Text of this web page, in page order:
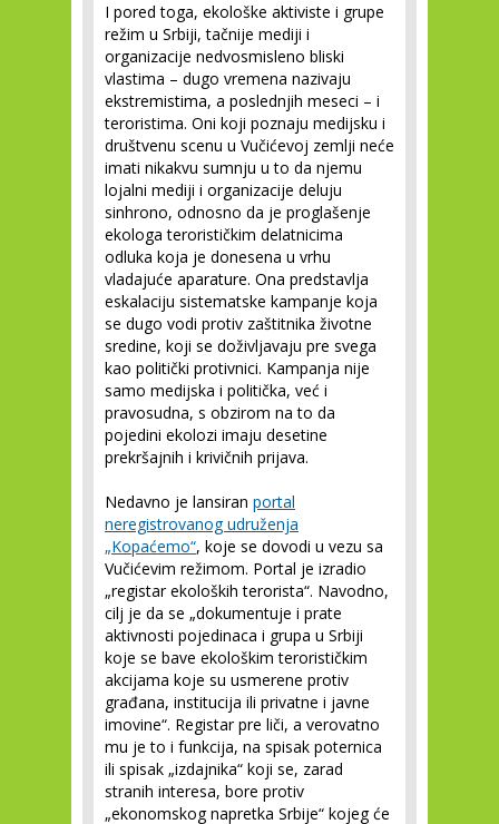
I pored toga, ekološke aktiviste i grupe
režim u Srbiji, tačnije mediji i
organizacije nedvosmisleno bliski
vlastima – dugo vremena nazivaju
ekstremistima, a poslednjih meseci – i
teroristima. Oni koji poznaju medijsku i
društvenu scenu u Vučićevoj zemlji neće
imati nikakvu sumnju u to da njemu
lojalni mediji i organizacije deluju
sinhrono, odnosno da je proglašenje
ekologa terorističkim delatnicima
odluka koja je donesena u vrhu
vladajuće aparature. Ona predstavlja
eskalaciju sistematske kampanje koja
se dugo vodi protiv zaštitnika životne
sredine, koji se doživljavaju pre svega
kao politički protivnici. Kampanja nije
samo medijska i politička, već i
pravosudna, s obzirom na to da
pojedini ekolozi imaju desetine
prekršajnih i krivičnih prijava.
Nedavno je lansiran portal
neregistrovanog udruženja
„Kopaćemo“, koje se dovodi u vezu sa
Vučićevim režimom. Portal je izradio
„registar ekoloških terorista“. Navodno,
cilj je da se „dokumentuje i prate
aktivnosti pojedinaca i grupa u Srbiji
koje se bave ekološkim terorističkim
akcijama koje su usmerene protiv
građana, institucija ili privatne i javne
imovine“. Registar pre liči, a verovatno
mu je to i funkcija, na spisak poternica
ili spisak „izdajnika“ koji se, zarad
stranih interesa, bore protiv
„ekonomskog napretka Srbije“ kojeg će